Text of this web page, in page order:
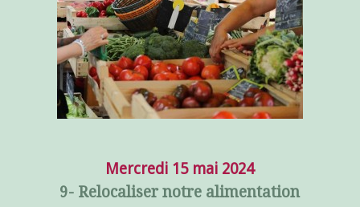
Mercredi 15 mai 2024
9- Relocaliser notre alimentation